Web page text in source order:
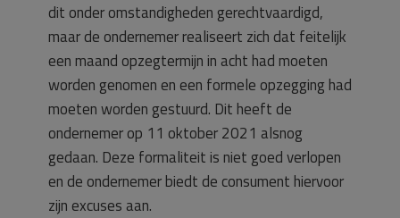
dit onder omstandigheden gerechtvaardigd,
maar de ondernemer realiseert zich dat feitelijk
een maand opzegtermijn in acht had moeten
worden genomen en een formele opzegging had
moeten worden gestuurd. Dit heeft de
ondernemer op 11 oktober 2021 alsnog
gedaan. Deze formaliteit is niet goed verlopen
en de ondernemer biedt de consument hiervoor
zijn excuses aan.